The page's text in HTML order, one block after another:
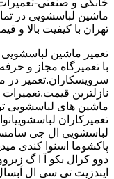
ماشین لباسشویی در
تهران با کیفیت بالا و
تعمیر ماشین لباسشویی
با تعمیرگاه مجاز و
سرویسکاران.تعمیر در
نازلترین قیمت.تعمیرات
ماشین های لباسشویی
تعمیرکاران
لباسشویی ال جی
پاکشوما اسنوا کندی
دوو کرال بکو آ ا گ
ایندزیت تی سی ال